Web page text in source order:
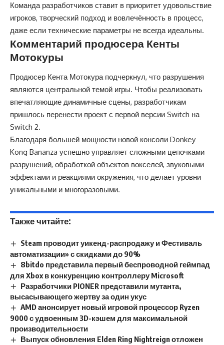
Команда разработчиков ставит в приоритет удовольствие
игроков, творческий подход и вовлечённость в процесс,
даже если технические параметры не всегда идеальны.
Комментарий продюсера Кенты
Мотокуры
Продюсер Кента Мотокура подчеркнул, что разрушения
являются центральной темой игры. Чтобы реализовать
впечатляющие динамичные сцены, разработчикам
пришлось перенести проект с первой версии Switch на
Switch 2.
Благодаря большей мощности новой консоли Donkey
Kong Bananza успешно управляет сложными цепочками
разрушений, обработкой объектов вокселей, звуковыми
эффектами и реакциями окружения, что делает уровни
уникальными и многоразовыми.
Также читайте:
Steam проводит уикенд-распродажу и Фестиваль
автоматизации» с скидками до 90%
8bitdo представила первый беспроводной геймпад
для Xbox в конкуренцию контроллеру Microsoft
Разработчики PIONER представили мутанта,
высасывающего жертву за один укус
AMD анонсирует новый игровой процессор Ryzen
9000 с удвоенным 3D-кэшем для максимальной
производительности
Выпуск обновления Elden Ring Nightreign отложен